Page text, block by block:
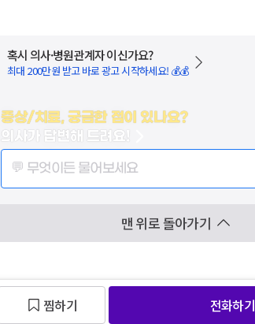
혹시 의사·병원관계자 이신가요?
최대 200만원 받고 바로 광고 시작하세요! 💰💰
증상/치료, 궁금한 점이 있나요?
의사가 답변해 드려요!
💬 무엇이든 물어보세요
맨 위로 돌아가기
찜하기 전화하기